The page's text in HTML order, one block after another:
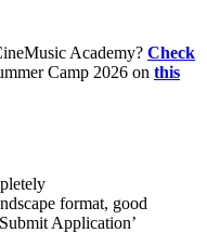
Academy? Check
Camp 2026 on this
format, good
Application’